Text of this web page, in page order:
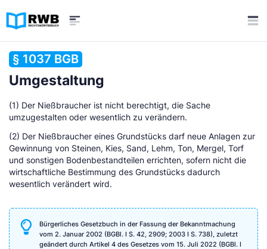
§ 1037 BGB
Umgestaltung
(1) Der Nießbraucher ist nicht berechtigt, die Sache
umzugestalten oder wesentlich zu verändern.
(2) Der Nießbraucher eines Grundstücks darf neue Anlagen zur
Gewinnung von Steinen, Kies, Sand, Lehm, Ton, Mergel, Torf
und sonstigen Bodenbestandteilen errichten, sofern nicht die
wirtschaftliche Bestimmung des Grundstücks dadurch
wesentlich verändert wird.
Bürgerliches Gesetzbuch in der Fassung der Bekanntmachung
vom 2. Januar 2002 (BGBl. I S. 42, 2909; 2003 I S. 738), zuletzt
geändert durch Artikel 4 des Gesetzes vom 15. Juli 2022 (BGBl. I